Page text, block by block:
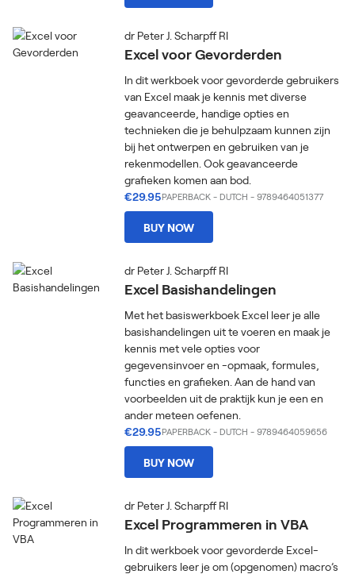
dr Peter J. Scharpff RI
Excel voor Gevorderden
In dit werkboek voor gevorderde gebruikers
van Excel maak je kennis met diverse
geavanceerde, handige opties en
technieken die je behulpzaam kunnen zijn
bij het ontwerpen en gebruiken van je
rekenmodellen. Ook geavanceerde
grafieken komen aan bod.
€29.95PAPERBACK - DUTCH - 9789464051377
BUY NOW
dr Peter J. Scharpff RI
Excel Basishandelingen
Met het basiswerkboek Excel leer je alle
basishandelingen uit te voeren en maak je
kennis met vele opties voor
gegevensinvoer en -opmaak, formules,
functies en grafieken. Aan de hand van
voorbeelden uit de praktijk kun je een en
ander meteen oefenen.
€29.95PAPERBACK - DUTCH - 9789464059656
BUY NOW
dr Peter J. Scharpff RI
Excel Programmeren in VBA
In dit werkboek voor gevorderde Excel-
gebruikers leer je om (opgenomen) macro’s